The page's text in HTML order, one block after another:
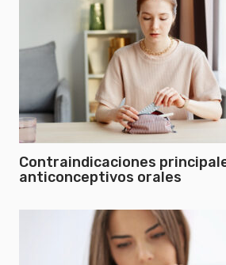
Contraindicaciones
anticonceptivos orales